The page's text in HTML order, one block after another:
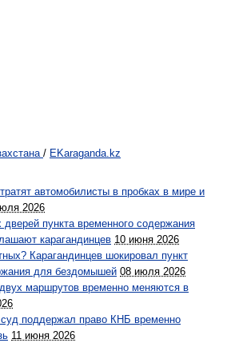
/ EKaraganda.kz
автомобилисты в пробках в мире и
2026
пункта временного содержания
карагандинцев 10 июня 2026
Карагандинцев шокировал пункт
для бездомышей 08 июля 2026
маршрутов временно меняются в
суд поддержал право КНБ временно
11 июня 2026